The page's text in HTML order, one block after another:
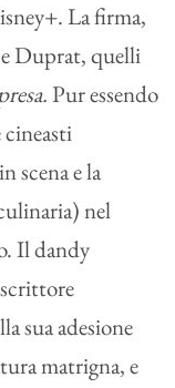
La firma,
Duprat, quelli
Pur essendo
scena e la
nel
Il dandy
sua adesione
matrigna, e